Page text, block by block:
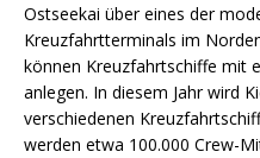
Ostseekai über eines der
Kreuzfahrtterminals im
können Kreuzfahrtschiffe mit
anlegen. In diesem Jahr wird
verschiedenen
werden etwa 100.000 Crew-